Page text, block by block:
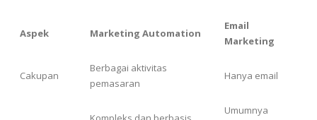
Aspek Marketing Automation
Email
Marketing
Cakupan
Berbagai aktivitas
pemasaran
Hanya email
Umumnya